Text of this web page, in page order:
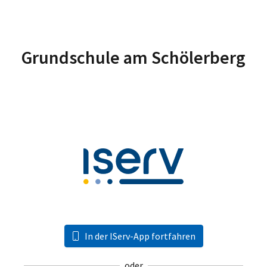
Grundschule am Schölerberg
In der IServ-App fortfahren